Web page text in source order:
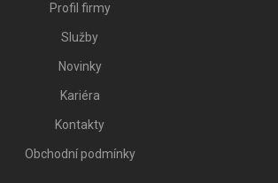
Profil firmy
Služby
Novinky
Kariéra
Kontakty
Obchodní podmínky